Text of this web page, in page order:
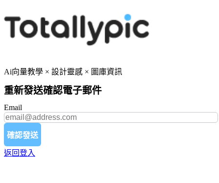
Ai向量教學 × 設計靈感 × 圖庫資訊
重新發送確認電子郵件
Email
確認發送
返回登入